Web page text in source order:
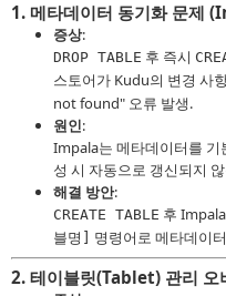
1. 메타데이터 동기화 문제
증상:
DROP TABLE 후 즉시
스토어가 Kudu의 변경 사
not found" 오류 발생.
원인:
Impala는 메타데이터를
성 시 자동으로 갱신되지
해결 방안:
CREATE TABLE 후
블명]
명령어로 메타데이
2. 테이블릿(Tablet) 관리 오